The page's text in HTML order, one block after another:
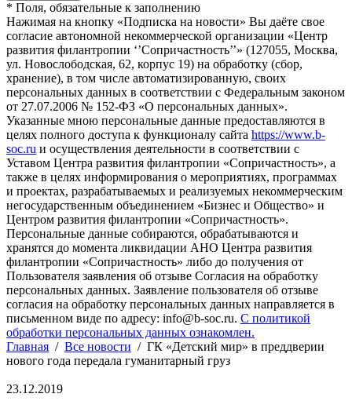
* Поля, обязательные к заполнению
Нажимая на кнопку «Подписка на новости» Вы даёте свое
согласие автономной некоммерческой организации «Центр
развития филантропии ‘’Сопричастность’’» (127055, Москва,
ул. Новослободская, 62, корпус 19) на обработку (сбор,
хранение), в том числе автоматизированную, своих
персональных данных в соответствии с Федеральным законом
от 27.07.2006 № 152-ФЗ «О персональных данных».
Указанные мною персональные данные предоставляются в
целях полного доступа к функционалу сайта https://www.b-
soc.ru и осуществления деятельности в соответствии с
Уставом Центра развития филантропии «Сопричастность», а
также в целях информирования о мероприятиях, программах
и проектах, разрабатываемых и реализуемых некоммерческим
негосударственным объединением «Бизнес и Общество» и
Центром развития филантропии «Сопричастность».
Персональные данные собираются, обрабатываются и
хранятся до момента ликвидации АНО Центра развития
филантропии «Сопричастность» либо до получения от
Пользователя заявления об отзыве Согласия на обработку
персональных данных. Заявление пользователя об отзыве
согласия на обработку персональных данных направляется в
письменном виде по адресу: info@b-soc.ru. С политикой
обработки персональных данных ознакомлен.
Главная / Все новости / ГК «Детский мир» в преддверии
нового года передала гуманитарный груз
23.12.2019